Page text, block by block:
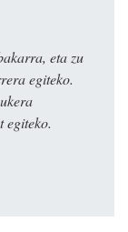
eta zu
egiteko.
egiteko.